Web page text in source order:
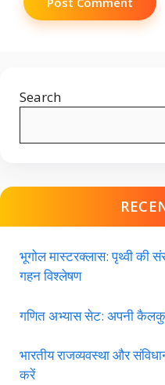
Search
भूगोल मास्टरक्लास: पृथ्वी की
गहन विश्लेषण
गणित अभ्यास सेट: अपनी
भारतीय राजव्यवस्था और
करें